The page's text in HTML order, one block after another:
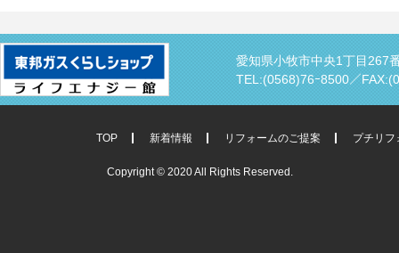
愛知県小牧市中央1丁目267
TEL:(0568)76ｰ8500／
TOP 新着情報 リフォームのご提案 プチリフ
Copyright © 2020 All Rights Reserved.